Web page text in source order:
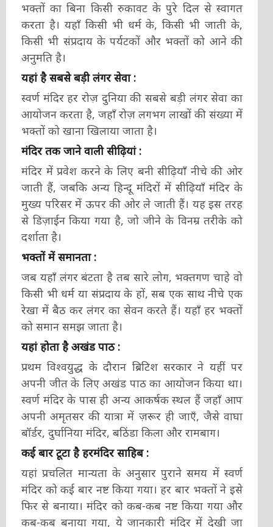
भक्तों का बिना किसी रुकावट के पुरे दिल से स्वागत
करता है। यहाँ किसी भी धर्म के, किसी भी जाती के,
किसी भी संप्रदाय के पर्यटकों और भक्तों को आने की
अनुमति है।
यहां है सबसे बड़ी लंगर सेवा :
स्वर्ण मंदिर हर रोज़ दुनिया की सबसे बड़ी लंगर सेवा का
आयोजन करता है, जहाँ रोज़ लगभग लाखों की संख्या में
भक्तों को खाना खिलाया जाता है।
मंदिर तक जाने वाली सीढ़ियां :
मंदिर में प्रवेश करने के लिए बनी सीढ़ियाँ नीचे की ओर
जाती हैं, जबकि अन्य हिन्दू मंदिरों में सीढ़ियाँ मंदिर के
मुख्य परिसर में ऊपर की ओर ले जाती हैं। यह इस तरह
से डिज़ाईन किया गया है, जो जीने के विनम्र तरीके को
दर्शाता है।
भक्तों में समानता :
जब यहाँ लंगर बंटता है तब सारे लोग, भक्तगण चाहे वो
किसी भी धर्म या संप्रदाय के हों, सब एक साथ नीचे एक
रेखा में बैठ कर लंगर का सेवन करते हैं। यहाँ हर भक्तों
को समान समझ जाता है।
यहां होता है अखंड पाठ :
प्रथम विश्वयुद्ध के दौरान ब्रिटिश सरकार ने यहीं पर
अपनी जीत के लिए अखंड पाठ का आयोजन किया था।
स्वर्ण मंदिर के पास ही अन्य आकर्षक स्थल हैं जहाँ आप
अपनी अमृतसर की यात्रा में ज़रूर ही जाएँ, जैसे वाघा
बॉर्डर, दुर्घानिया मंदिर, बठिंडा किला और रामबाग।
कई बार टूटा है हरमंदिर साहिब :
यहां प्रचलित मान्यता के अनुसार पुराने समय में स्वर्ण
मंदिर को कई बार नष्ट किया गया। हर बार भक्तों ने इसे
फिर से बनाया। मंदिर को कब-कब नष्ट किया गया और
कब-कब बनाया गया, ये जानकारी मंदिर में देखी जा